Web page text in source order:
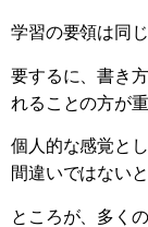
学習の要領は同
要するに、書き
れることの方が
個人的な感覚と
間違いではない
ところが、多く